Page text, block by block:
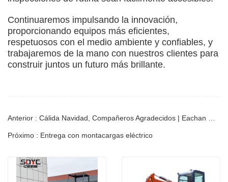
Continuaremos impulsando la innovación,
proporcionando equipos más eficientes,
respetuosos con el medio ambiente y confiables, y
trabajaremos de la mano con nuestros clientes para
construir juntos un futuro más brillante.
Próximo : Entrega con montacargas eléctrico